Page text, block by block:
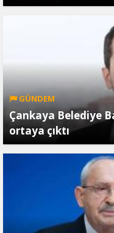
GÜNDEM
Çankaya Belediye
ortaya çıktı